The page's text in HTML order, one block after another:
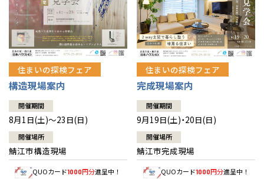
住まいの探検フェア
構造現場案内
開催期間
8月1日(土)～23日(日)
開催場所
鯖江市構造現場
QUOカード1000円分進呈中！
住まいの探検フェア
完成現場案内
開催期間
9月19日(土)・20日(日)
開催場所
鯖江市完成現場
QUOカード1000円分進呈中！